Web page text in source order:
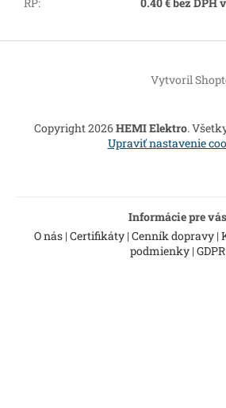
Vytvoril
Copyright 2026HEMI Elektro.
Upraviť nastavenie
Informácie pre vás
O nás| Certifikáty| Cenník dopravy|
podmienky | GDPR